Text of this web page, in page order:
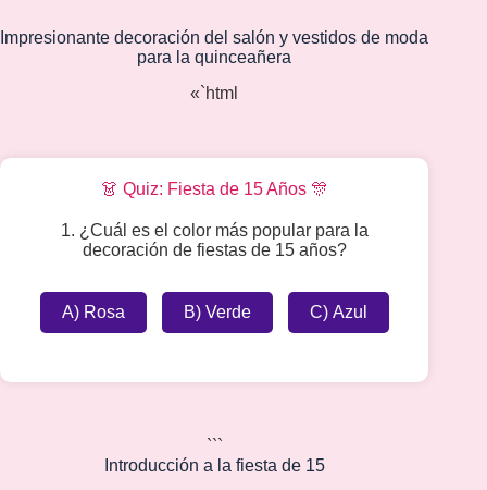
Impresionante decoración del salón y vestidos de moda
para la quinceañera
«`html
👗 Quiz: Fiesta de 15 Años 🎊
1. ¿Cuál es el color más popular para la
decoración de fiestas de 15 años?
A) Rosa B) Verde C) Azul
```
Introducción a la fiesta de 15